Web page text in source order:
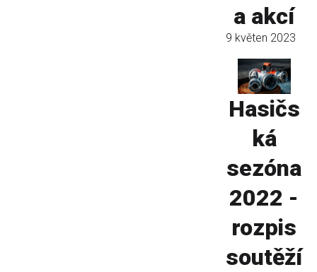
a akcí
9 květen 2023
Hasičs
ká
sezóna
2022 -
rozpis
soutěží